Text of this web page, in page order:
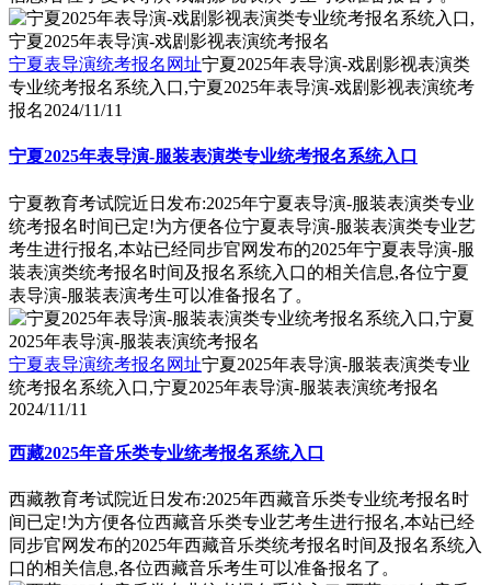
宁夏表导演统考报名网址宁夏2025年表导演-戏剧影视表演类
专业统考报名系统入口,宁夏2025年表导演-戏剧影视表演统考
报名2024/11/11
宁夏2025年表导演-服装表演类专业统考报名系统入口
宁夏教育考试院近日发布:2025年宁夏表导演-服装表演类专业
统考报名时间已定!为方便各位宁夏表导演-服装表演类专业艺
考生进行报名,本站已经同步官网发布的2025年宁夏表导演-服
装表演类统考报名时间及报名系统入口的相关信息,各位宁夏
表导演-服装表演考生可以准备报名了。
宁夏表导演统考报名网址宁夏2025年表导演-服装表演类专业
统考报名系统入口,宁夏2025年表导演-服装表演统考报名
2024/11/11
西藏2025年音乐类专业统考报名系统入口
西藏教育考试院近日发布:2025年西藏音乐类专业统考报名时
间已定!为方便各位西藏音乐类专业艺考生进行报名,本站已经
同步官网发布的2025年西藏音乐类统考报名时间及报名系统入
口的相关信息,各位西藏音乐考生可以准备报名了。